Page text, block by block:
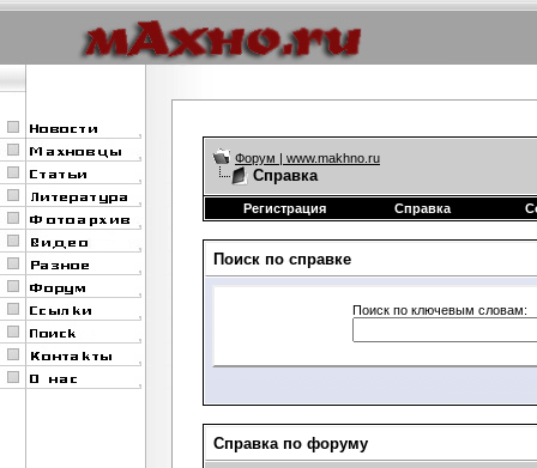
Форум | www.makhno.ru
Справка
Регистрация Справка
Поиск по справке
Поиск по ключевым словам:
Справка по форуму